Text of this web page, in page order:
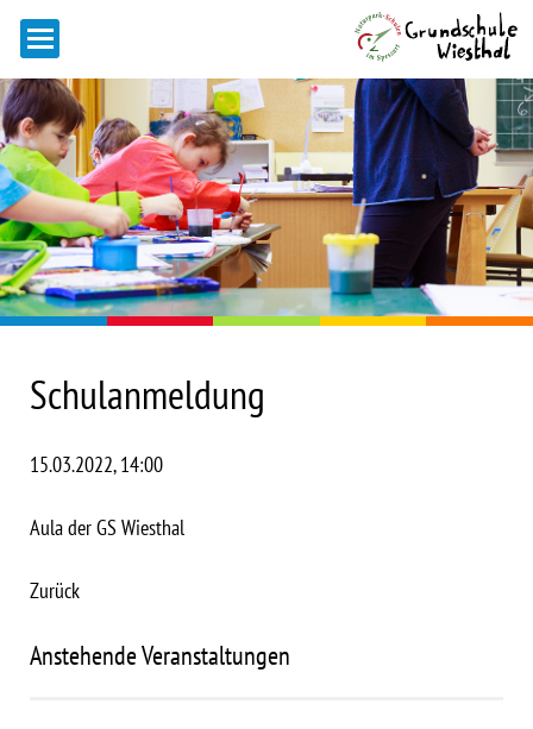
Schulanmeldung
15.03.2022, 14:00
Aula der GS Wiesthal
Zurück
Anstehende Veranstaltungen